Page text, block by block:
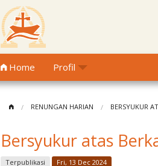
Home Profil
RENUNGAN HARIAN BERSYUKUR
Bersyukur atas
Terpublikasi Fri, 13 Dec 2024